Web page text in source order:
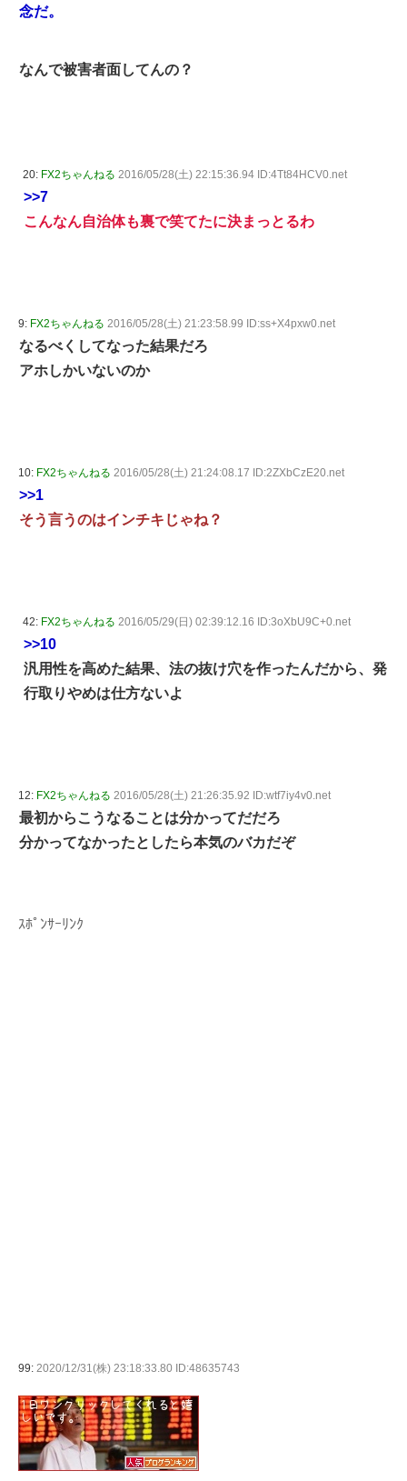
念だ。
なんで被害者面してんの？
20: FX2ちゃんねる 2016/05/28(土) 22:15:36.94 ID:4Tt84HCV0.net
>>7
こんなん自治体も裏で笑てたに決まっとるわ
9: FX2ちゃんねる 2016/05/28(土) 21:23:58.99 ID:ss+X4pxw0.net
なるべくしてなった結果だろ
アホしかいないのか
10: FX2ちゃんねる 2016/05/28(土) 21:24:08.17 ID:2ZXbCzE20.net
>>1
そう言うのはインチキじゃね？
42: FX2ちゃんねる 2016/05/29(日) 02:39:12.16 ID:3oXbU9C+0.net
>>10
汎用性を高めた結果、法の抜け穴を作ったんだから、発
行取りやめは仕方ないよ
12: FX2ちゃんねる 2016/05/28(土) 21:26:35.92 ID:wtf7iy4v0.net
最初からこうなることは分かってだだろ
分かってなかったとしたら本気のバカだぞ
ｽﾎﾟﾝｻｰﾘﾝｸ
99: 2020/12/31(株) 23:18:33.80 ID:48635743